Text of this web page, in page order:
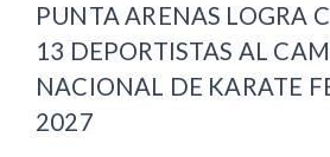
PUNTA ARENAS LOGRA
13 DEPORTISTAS AL
NACIONAL DE KARATE
2027